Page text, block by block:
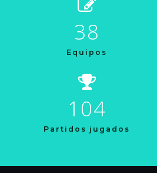
38
Equipos
104
Partidos jugados